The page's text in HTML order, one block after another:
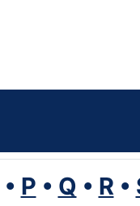
• P • Q • R•